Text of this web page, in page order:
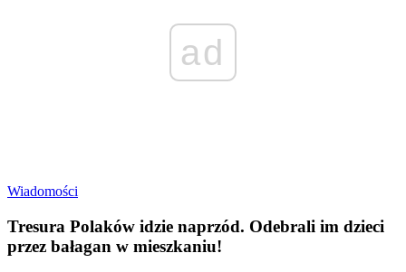
ad
Wiadomości
Tresura Polaków idzie naprzód. Odebrali im dzieci
przez bałagan w mieszkaniu!